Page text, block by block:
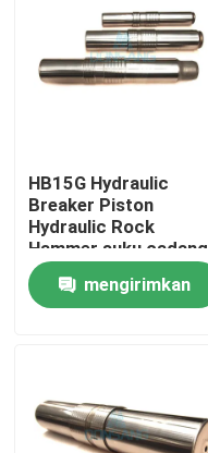
Rumah
Tampilan VR
HB15G Hydraulic
Breaker Piston
Hydraulic Rock
Hammer suku cadang
Piston DS9P untuk
dijual mengirimkan